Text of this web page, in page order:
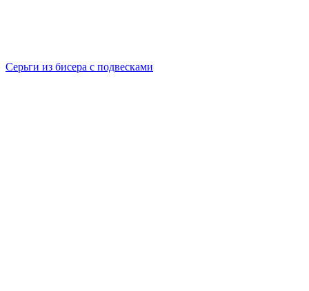
Cерьги из бисера с подвесками